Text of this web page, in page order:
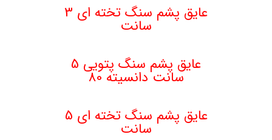
عایق پشم سنگ تخته ای 3
سانت
عایق پشم سنگ پتویی 5
سانت دانسیته 80
عایق پشم سنگ تخته ای 5
سانت